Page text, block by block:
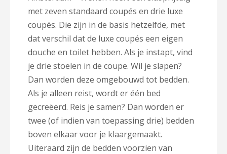
met zeven standaard coupés en drie luxe
coupés. Die zijn in de basis hetzelfde, met
dat verschil dat de luxe coupés een eigen
douche en toilet hebben. Als je instapt, vind
je drie stoelen in de coupe. Wil je slapen?
Dan worden deze omgebouwd tot bedden.
Als je alleen reist, wordt er één bed
gecreëerd. Reis je samen? Dan worden er
twee (of indien van toepassing drie) bedden
boven elkaar voor je klaargemaakt.
Uiteraard zijn de bedden voorzien van